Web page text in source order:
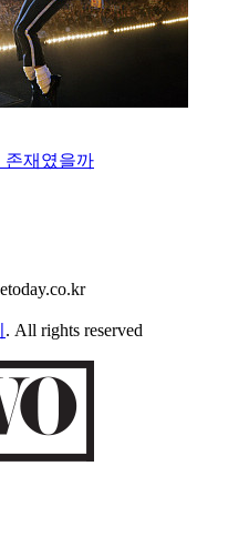
존재였을까
. All rights reserved